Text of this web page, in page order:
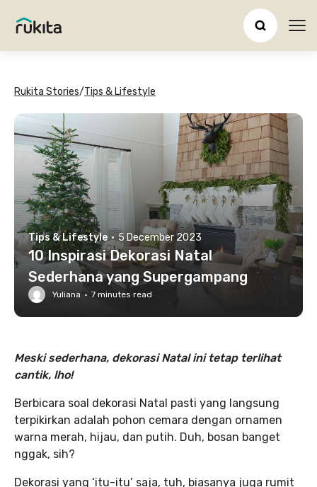
Rukita Stories/Tips & Lifestyle
Tips & Lifestyle · 5 December 2023
10 Inspirasi Dekorasi Natal
Sederhana yang Supergampang
Yuliana · 7 minutes read
Meski sederhana, dekorasi Natal ini tetap terlihat
cantik, lho!
Berbicara soal dekorasi Natal pasti yang langsung
terpikirkan adalah pohon cemara dengan ornamen
warna merah, hijau, dan putih. Duh, bosan banget
nggak, sih?
Dekorasi yang ‘itu-itu’ saja, tuh, biasanya juga rumit